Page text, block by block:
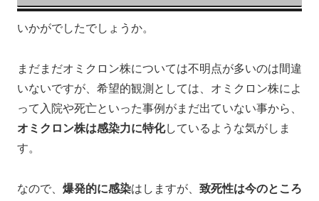
いかがでしたでしょうか。
まだまだオミクロン株については不明点が多いのは間違
いないですが、希望的観測としては、オミクロン株によ
って入院や死亡といった事例がまだ出ていない事から、
オミクロン株は感染力に特化しているような気がしま
す。
なので、 爆発的に感染はしますが、 致死性は今のところ